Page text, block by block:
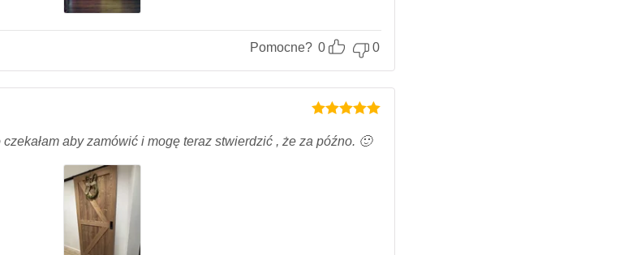
Pomocne? 0 0
na 5.
aby zamówić i mogę teraz stwierdzić , że za późno. 🙂